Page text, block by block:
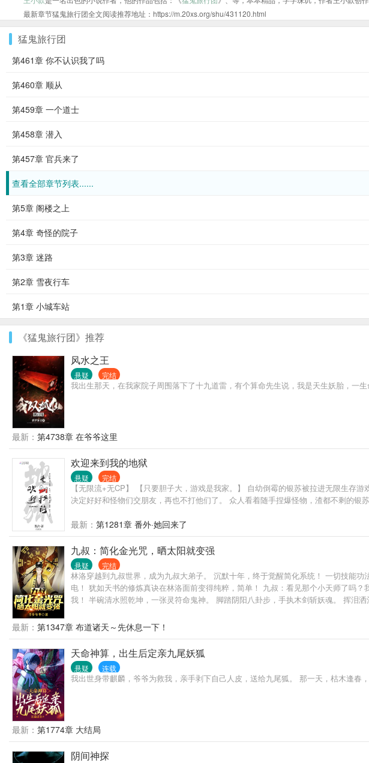
最新章节猛鬼旅行团全文阅读推荐地址：https://m.20xs.org/shu/431120.html
猛鬼旅行团
第461章 你不认识我了吗
第460章 顺从
第459章 一个道士
第458章 潜入
第457章 官兵来了
查看全部章节列表......
第5章 阁楼之上
第4章 奇怪的院子
第3章 迷路
第2章 雪夜行车
第1章 小城车站
《猛鬼旅行团》推荐
风水之王
悬疑 完结
我出生那天，在我家院子周围落下了十九道雷，有个算命先生说，我是天生妖胎，一
最新： 第4738章 在爷爷这里
欢迎来到我的地狱
悬疑 完结
【无限流+无CP】 【只要胆子大，游戏是我家。】 自幼倒霉的银苏被拉进无限生存
决定好好和怪物们交朋友，再也不打他们了。 众人看着随手捏爆怪物，渣都不剩的银
最新： 第1281章 番外·她回来了
九叔：简化金光咒，晒太阳就变强
悬疑 完结
林洛穿越到九叔世界，成为九叔大弟子。 沉默十年，终于觉醒简化系统！ 一切技
电！ 犹如天书的修炼真诀在林洛面前变得纯粹，简单！ 九叔：看见那个小天师了吗
我！ 半碗清水照乾坤，一张灵符命鬼神。 脚踏阴阳八卦步，手执木剑斩妖魂。 挥
最新： 第1347章 布道诸天～先休息一下！
天命神算，出生后定亲九尾妖狐
悬疑 连载
我出世身带麒麟，爷爷为救我，亲手剥下自己人皮，送给九尾狐。 那一天，枯木逢春
最新： 第1774章 大结局
阴间神探